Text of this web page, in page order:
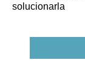
solucionarla